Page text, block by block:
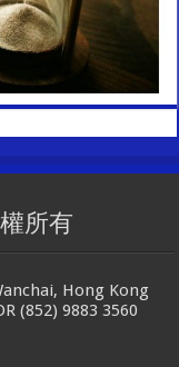
所有
Hong Kong
(852) 9883 3560